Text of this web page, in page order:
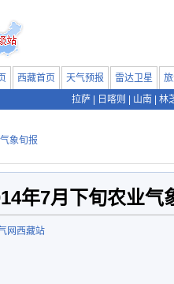
西藏首页 天气预报 雷达卫星
拉萨
日喀则 山南 林
象旬报
年7月下旬农业气
网西藏站